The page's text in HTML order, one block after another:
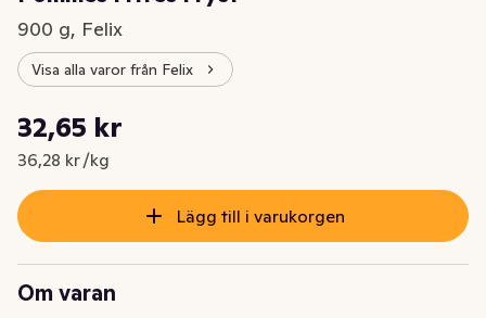
900 g, Felix
Visa alla varor från Felix
Nuvarande pris är: 32,65 kr
32,65 kr
36,28 kr /kg
Styckpris: 36,28 kr /kg
Lägg till i varukorgen
Om varan